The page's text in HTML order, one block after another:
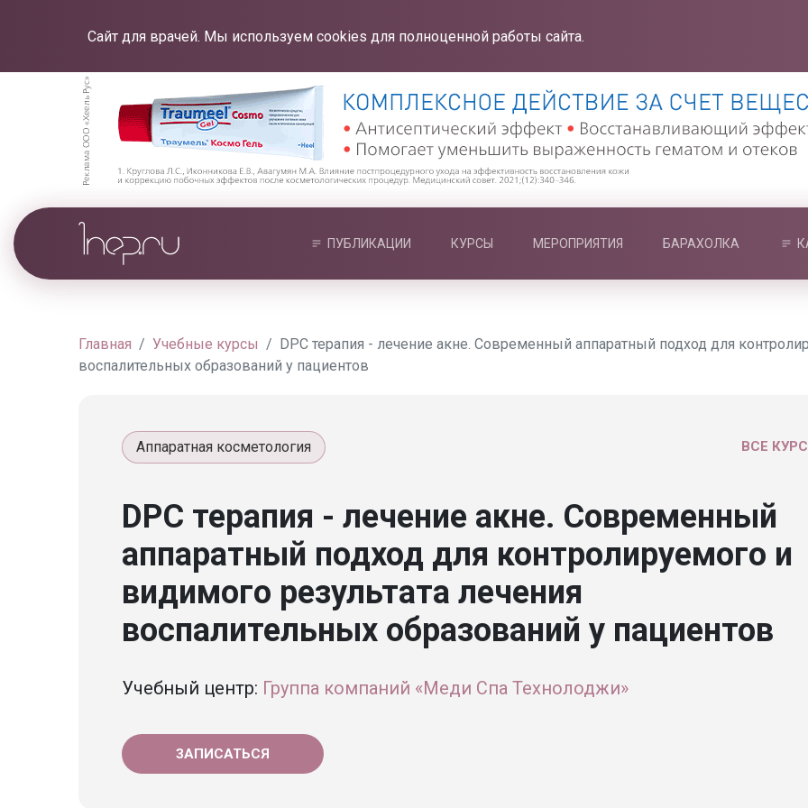
Сайт для врачей. Мы используем cookies для полноценной работы сайта.
ПУБЛИКАЦИИ КУРСЫ МЕРОПРИЯТИЯ БАРАХОЛКА
Главная Учебные курсы
DPC терапия - лечение акне. Современный аппаратный подход для
воспалительных образований у пациентов
ВСЕ
Аппаратная косметология
DPC терапия - лечение акне. Современный
аппаратный подход для контролируемого и
видимого результата лечения
воспалительных образований у пациентов
Учебный центр: Группа компаний «Меди Спа Технолоджи»
ЗАПИСАТЬСЯ